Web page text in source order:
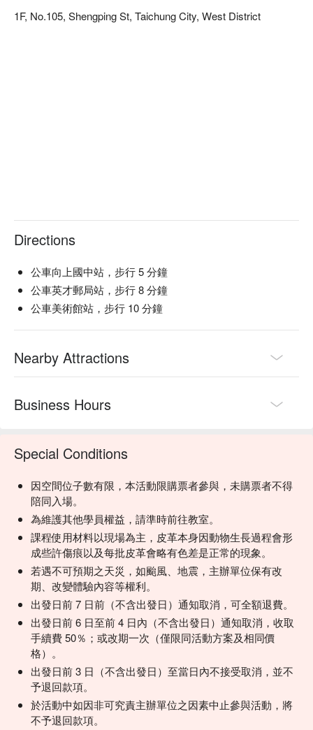
樂趣性：體驗手作皮件專業，感受創作的樂趣，降低荷包的失
1F, No.105, Shengping St, Taichung City, West District
Directions
公車向上國中站，步行 5 分鐘
公車英才郵局站，步行 8 分鐘
公車美術館站，步行 10 分鐘
Nearby Attractions
Business Hours
Special Conditions
因空間位子數有限，本活動限購票者參與，未購票者不得
陪同入場。
為維護其他學員權益，請準時前往教室。
課程使用材料以現場為主，皮革本身因動物生長過程會形
成些許傷痕以及每批皮革會略有色差是正常的現象。
若遇不可預期之天災，如颱風、地震，主辦單位保有改
期、改變體驗內容等權利。
出發日前 7 日前（不含出發日）通知取消，可全額退費。
出發日前 6 日至前 4 日內（不含出發日）通知取消，收取
手續費 50％；或改期一次（僅限同活動方案及相同價
格）。
出發日前 3 日（不含出發日）至當日內不接受取消，並不
予退回款項。
於活動中如因非可究責主辦單位之因素中止參與活動，將
不予退回款項。